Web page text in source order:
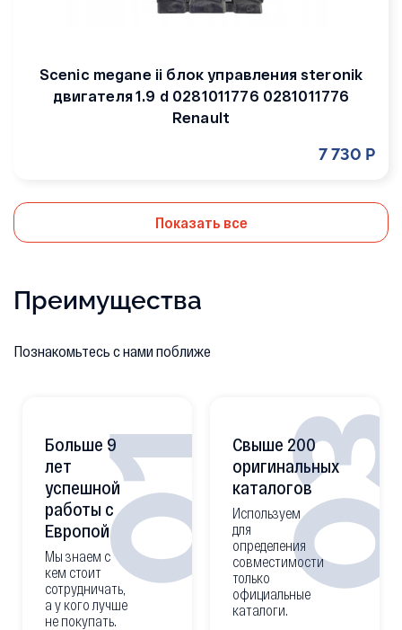
Scenic megane ii блок управления steronik
двигателя 1.9 d 0281011776 0281011776
Renault
7 730 Р
Показать все
Преимущества
Познакомьтесь с нами поближе
01
Больше 9
лет
успешной
работы с
Европой
Мы знаем с
кем стоит
сотрудничать,
а у кого лучше
не покупать.
Свыше 200
оригинальных
каталогов
Используем
для
определения
совместимости
только
официальные
каталоги.